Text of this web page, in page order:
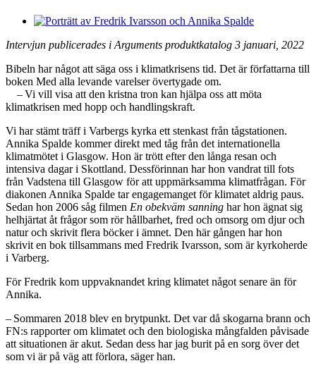
Intervjun publicerades i Arguments produktkatalog 3 januari, 2022
Bibeln har något att säga oss i klimatkrisens tid. Det är författarna till
boken Med alla levande varelser övertygade om.
– Vi vill visa att den kristna tron kan hjälpa oss att möta
klimatkrisen med hopp och handlingskraft.
Vi har stämt träff i Varbergs kyrka ett stenkast från tågstationen.
Annika Spalde kommer direkt med tåg från det internationella
klimatmötet i Glasgow. Hon är trött efter den långa resan och
intensiva dagar i Skottland. Dessförinnan har hon vandrat till fots
från Vadstena till Glasgow för att uppmärksamma klimatfrågan. För
diakonen Annika Spalde tar engagemanget för klimatet aldrig paus.
Sedan hon 2006 såg filmen En obekväm sanning har hon ägnat sig
helhjärtat åt frågor som rör hållbarhet, fred och omsorg om djur och
natur och skrivit flera böcker i ämnet. Den här gången har hon
skrivit en bok tillsammans med Fredrik Ivarsson, som är kyrko­herde
i Varberg.
För Fredrik kom uppvaknandet kring klimatet något senare än för
Annika.
– Sommaren 2018 blev en brytpunkt. Det var då skogarna brann och
FN:s rapporter om klimatet och den biologiska mångfalden påvisade
att situationen är akut. Sedan dess har jag burit på en sorg över det
som vi är på väg att förlora, säger han.